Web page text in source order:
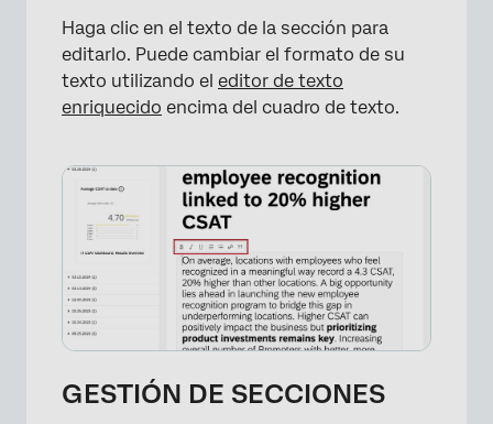
×
Haga clic en el texto de la sección para
editarlo. Puede cambiar el formato de su
texto utilizando el editor de texto
enriquecido encima del cuadro de texto.
GESTIÓN DE SECCIONES